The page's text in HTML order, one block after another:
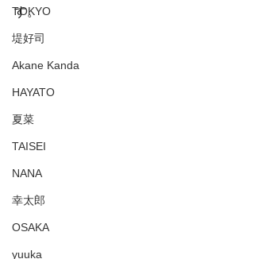
TOKYO
堤好司
Akane Kanda
HAYATO
夏菜
TAISEI
NANA
幸太郎
OSAKA
yuuka
す。